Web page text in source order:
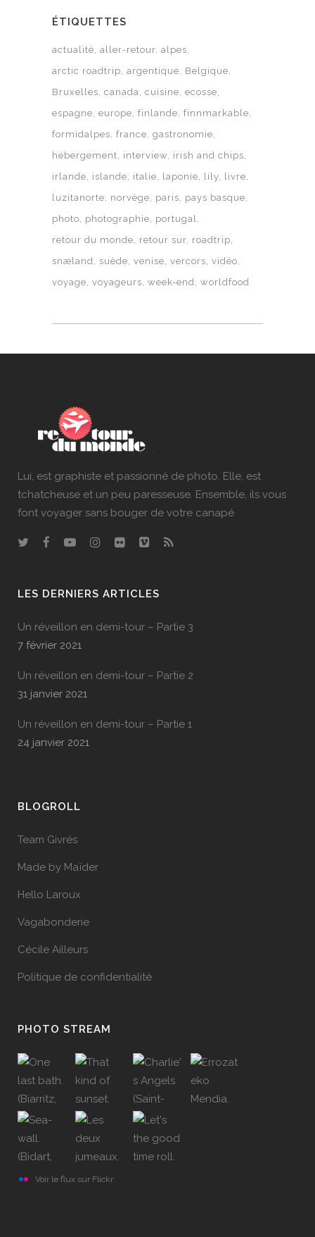
ÉTIQUETTES
actualité aller-retour alpes
arctic roadtrip argentique
Belgique
Bruxelles canada cuisine ecosse
espagne europe finlande finnmarkable
formidalpes france gastronomie
hébergement
interview
irish and chips
irlande
islande italie laponie lily livre
luzitanorte
norvège paris
pays basque
photo
photographie
portugal
retour du monde
retour sur roadtrip
snæland
suède venise vercors vidéo
voyage voyageurs week-end worldfood
Lui, est graphiste et passionné de photo. Elle, est
tchatcheuse et un peu paresseuse. Ensemble, ils vous
font voyager sans bouger de votre canapé
LES DERNIERS ARTICLES
Un réveillon en demi-tour – Partie 3
7 février 2021
Un réveillon en demi-tour – Partie 2
31 janvier 2021
Un réveillon en demi-tour – Partie 1
24 janvier 2021
BLOGROLL
Team Givrés
Made by Maïder
Hello Laroux
Vagabonderie
Cécile Ailleurs
Politique de confidentialité
PHOTO STREAM
Voir le flux sur Flickr